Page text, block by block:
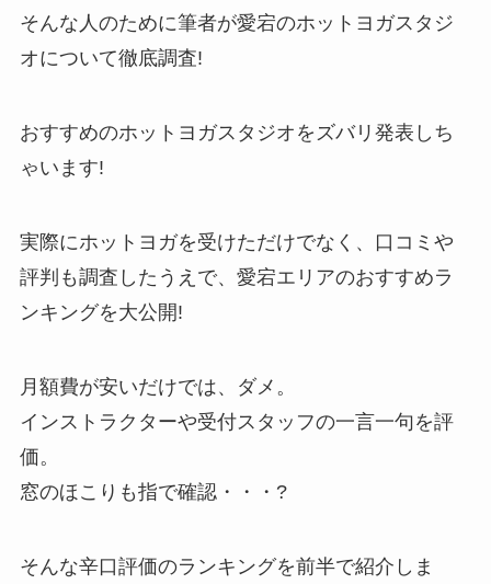
そんな人のために筆者が愛宕のホットヨガスタジ
オについて徹底調査!
おすすめのホットヨガスタジオをズバリ発表しち
ゃいます!
実際にホットヨガを受けただけでなく、口コミや
評判も調査したうえで、愛宕エリアのおすすめラ
ンキングを大公開!
月額費が安いだけでは、ダメ。
インストラクターや受付スタッフの一言一句を評
価。
窓のほこりも指で確認・・・?
そんな辛口評価のランキングを前半で紹介しま